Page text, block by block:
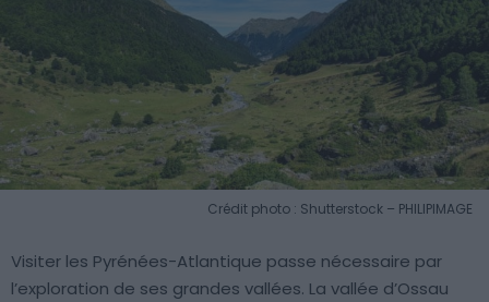
Crédit photo : Shutterstock – PHILIPIMAGE
Visiter les Pyrénées-Atlantique passe nécessaire par
l’exploration de ses grandes vallées. La vallée d’Ossau